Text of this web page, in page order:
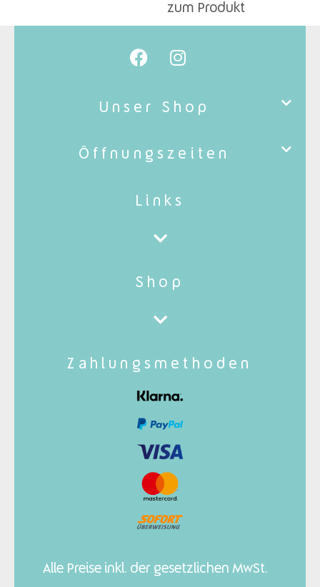
zum Produkt
Unser Shop
Öffnungszeiten
Links
Shop
Zahlungsmethoden
Alle Preise inkl. der gesetzlichen MwSt.